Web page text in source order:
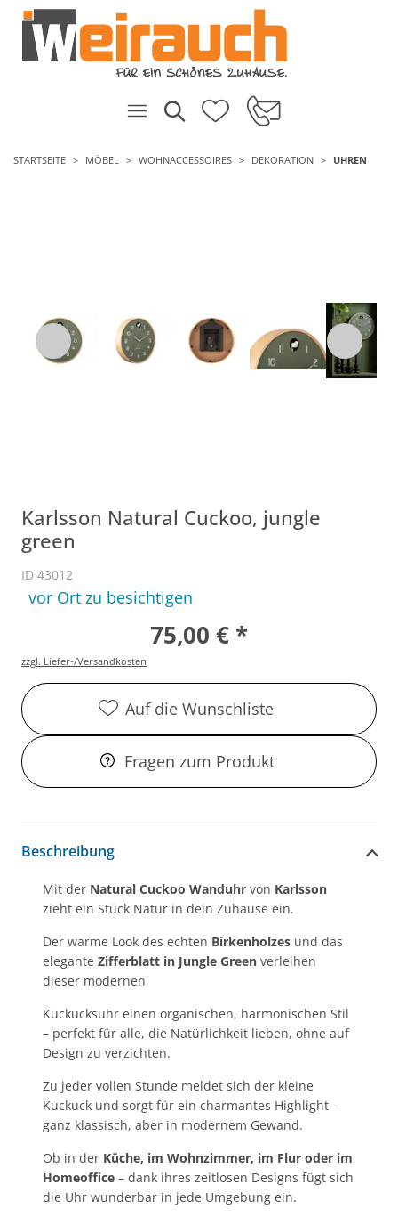
STARTSEITE MÖBEL WOHNACCESSOIRES DEKORATION UHREN
Karlsson Natural Cuckoo, jungle
green
ID 43012
vor Ort zu besichtigen
75,00 € *
zzgl. Liefer-/Versandkosten
Auf die Wunschliste
Fragen zum Produkt
Beschreibung
Mit der Natural Cuckoo Wanduhr von Karlsson
zieht ein Stück Natur in dein Zuhause ein.
Der warme Look des echten Birkenholzes und das
elegante Zifferblatt in Jungle Green verleihen
dieser modernen
Kuckucksuhr einen organischen, harmonischen Stil
– perfekt für alle, die Natürlichkeit lieben, ohne auf
Design zu verzichten.
Zu jeder vollen Stunde meldet sich der kleine
Kuckuck und sorgt für ein charmantes Highlight –
ganz klassisch, aber in modernem Gewand.
Ob in der Küche, im Wohnzimmer, im Flur oder im
Homeoffice – dank ihres zeitlosen Designs fügt sich
die Uhr wunderbar in jede Umgebung ein.